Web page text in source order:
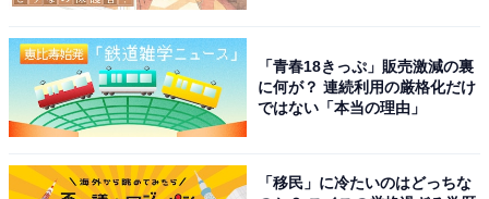
「青春18きっぷ」販売激減の裏
に何が？ 連続利用の厳格化だけ
ではない「本当の理由」
「移民」に冷たいのはどっちな